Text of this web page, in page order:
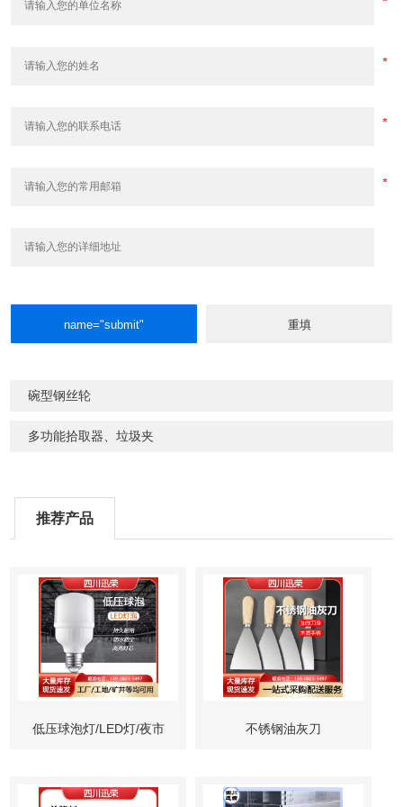
碗型钢丝轮
多功能拾取器、垃圾夹
推荐产品
低压球泡灯/LED灯/夜市 不锈钢油灰刀